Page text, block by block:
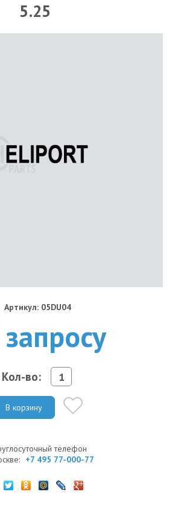
5.25
Артикул: 05DU04
Кол-во:
В корзину
телефон
+7 495 77-000-77